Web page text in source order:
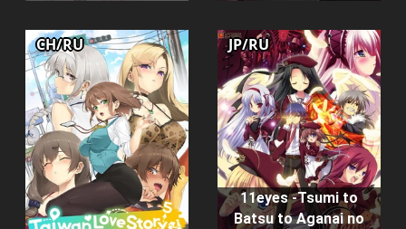
CH/RU
11eyes -Tsumi to
Batsu to Aganai no
JP/RU